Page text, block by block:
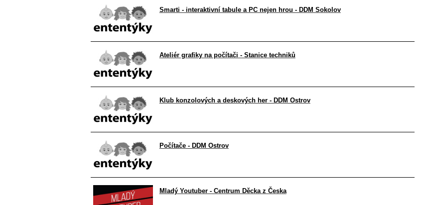
Smarti - interaktivní tabule a PC nejen hrou - DDM Sokolov
Ateliér grafiky na počítači - Stanice techniků
Klub konzolových a deskových her - DDM Ostrov
Počítače - DDM Ostrov
Mladý Youtuber - Centrum Děcka z Česka